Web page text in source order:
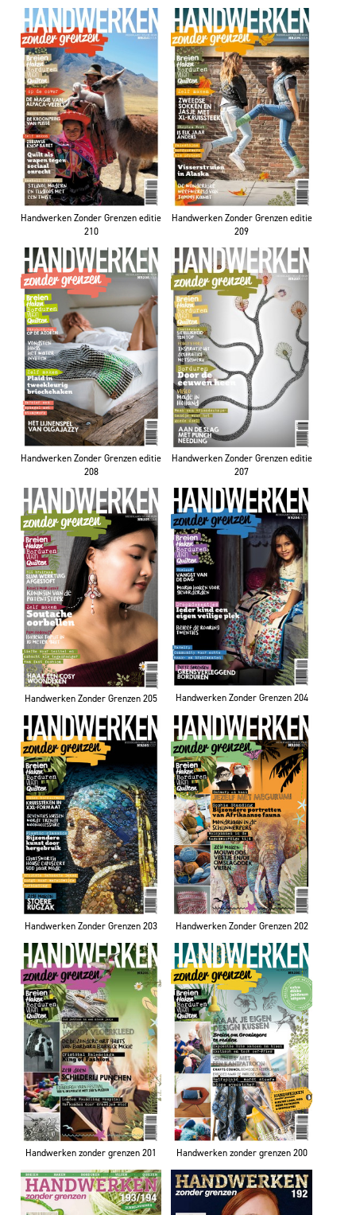
Handwerken Zonder Grenzen editie
210
Handwerken Zonder Grenzen editie
209
Handwerken Zonder Grenzen editie
208
Handwerken Zonder Grenzen editie
207
Handwerken Zonder Grenzen 205 Handwerken Zonder Grenzen 204
Handwerken Zonder Grenzen 203 Handwerken Zonder Grenzen 202
Handwerken zonder grenzen 201 Handwerken zonder grenzen 200